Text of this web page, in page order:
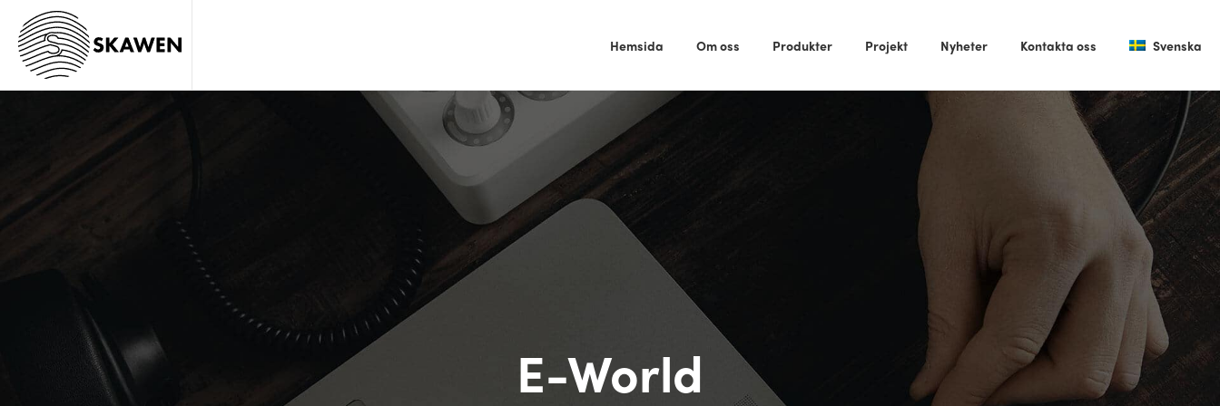
Hemsida Om oss Produkter Projekt Nyheter Kontakta oss Svenska
E-World